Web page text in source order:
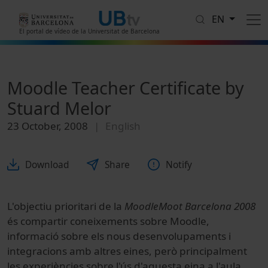
El portal de vídeo de la Universitat de Barcelona
EN
Moodle Teacher Certificate by
Stuard Melor
23 October, 2008 English
Download Share Notify
L'objectiu prioritari de la MoodleMoot Barcelona 2008
és compartir coneixements sobre Moodle,
informació sobre els nous desenvolupaments i
integracions amb altres eines, però principalment